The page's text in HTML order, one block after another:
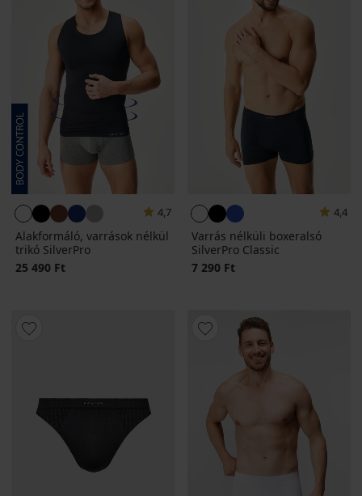
4,7
Alakformáló, varrások nélkül
trikó SilverPro
25 490 Ft
4,4
Varrás nélküli boxeralsó
SilverPro Classic
7 290 Ft